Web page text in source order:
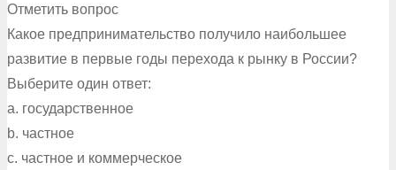
Отметить вопрос
Какое предпринимательство получило наибольшее
развитие в первые годы перехода к рынку в России?
Выберите один ответ:
a. государственное
b. частное
c. частное и коммерческое